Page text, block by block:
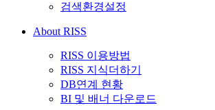
검색환경설정
About RISS
RISS 이용방법
RISS 지식더하기
DB연계 현황
BI 및 배너 다운로드